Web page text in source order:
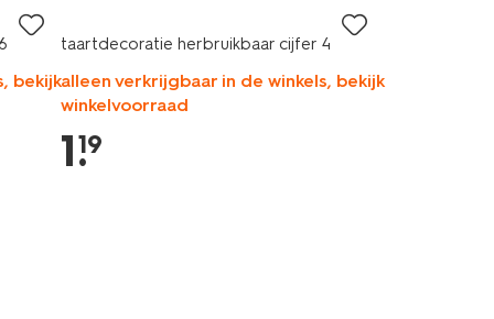
bekijk
taartdecoratie herbruikbaar cijfer 4
alleen verkrijgbaar in de winkels, bekijk
winkelvoorraad
1.
19